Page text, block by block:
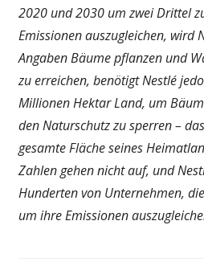
2020 und 2030 um zwei Drittel
Emissionen auszugleichen, wird
Angaben Bäume pflanzen und
zu erreichen, benötigt Nestlé
Millionen Hektar Land, um
den Naturschutz zu sperren –
gesamte Fläche seines
Zahlen gehen nicht auf, und
Hunderten von Unternehmen,
um ihre Emissionen